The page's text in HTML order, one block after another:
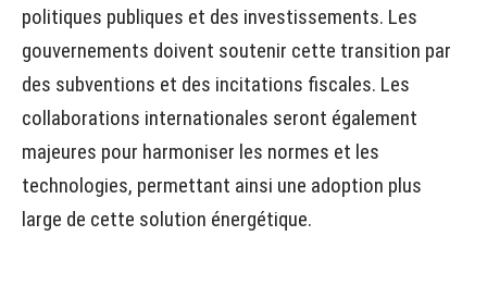
politiques publiques et des investissements. Les
gouvernements doivent soutenir cette transition par
des subventions et des incitations fiscales. Les
collaborations internationales seront également
majeures pour harmoniser les normes et les
technologies, permettant ainsi une adoption plus
large de cette solution énergétique.